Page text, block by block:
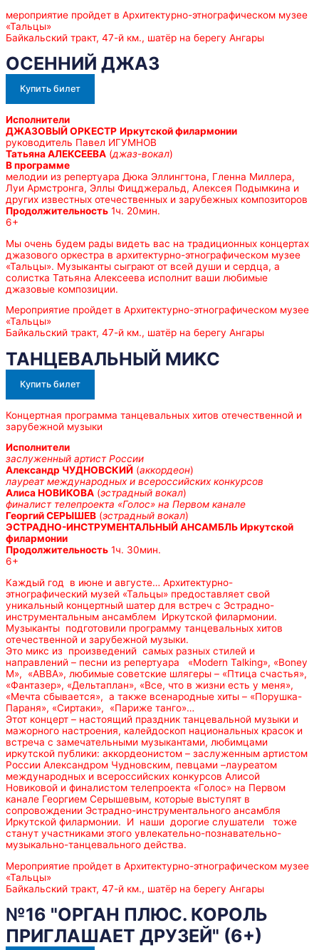
мероприятие пройдет в Архитектурно-этнографическом музее
«Тальцы»
Байкальский тракт, 47-й км., шатёр на берегу Ангары
ОСЕННИЙ ДЖАЗ
Купить билет
Исполнители
ДЖАЗОВЫЙ ОРКЕСТР Иркутской филармонии
руководитель Павел ИГУМНОВ
Татьяна АЛЕКСЕЕВА (джаз-вокал)
В программе
мелодии из репертуара Дюка Эллингтона, Гленна Миллера,
Луи Армстронга, Эллы Фицджеральд, Алексея Подымкина и
других известных отечественных и зарубежных композиторов
Продолжительность 1ч. 20мин.
6+
Мы очень будем рады видеть вас на традиционных концертах
джазового оркестра в архитектурно-этнографическом музее
«Тальцы». Музыканты сыграют от всей души и сердца, а
солистка Татьяна Алексеева исполнит ваши любимые
джазовые композиции.
Мероприятие пройдет в Архитектурно-этнографическом музее
«Тальцы»
Байкальский тракт, 47-й км., шатёр на берегу Ангары
ТАНЦЕВАЛЬНЫЙ МИКС
Купить билет
Концертная программа танцевальных хитов отечественной и
зарубежной музыки
Исполнители
заслуженный артист России
Александр ЧУДНОВСКИЙ (аккордеон)
лауреат международных и всероссийских конкурсов
Алиса НОВИКОВА (эстрадный вокал)
финалист телепроекта «Голос» на Первом канале
Георгий СЕРЫШЕВ (эстрадный вокал)
ЭСТРАДНО-ИНСТРУМЕНТАЛЬНЫЙ АНСАМБЛЬ Иркутской
филармонии
Продолжительность 1ч. 30мин.
6+
Каждый год в июне и августе… Архитектурно-
этнографический музей «Тальцы» предоставляет свой
уникальный концертный шатер для встреч с Эстрадно-
инструментальным ансамблем Иркутской филармонии.
Музыканты подготовили программу танцевальных хитов
отечественной и зарубежной музыки.
Это микс из произведений самых разных стилей и
направлений – песни из репертуара «Modern Talking», «Boney
M», «АВВА», любимые советские шлягеры – «Птица счастья»,
«Фантазер», «Дельтаплан», «Все, что в жизни есть у меня»,
«Мечта сбывается», а также всенародные хиты – «Порушка-
Параня», «Сиртаки», «Париже танго»…
Этот концерт – настоящий праздник танцевальной музыки и
мажорного настроения, калейдоскоп национальных красок и
встреча с замечательными музыкантами, любимцами
иркутской публики: аккордеонистом – заслуженным артистом
России Александром Чудновским, певцами –лауреатом
международных и всероссийских конкурсов Алисой
Новиковой и финалистом телепроекта «Голос» на Первом
канале Георгием Серышевым, которые выступят в
сопровождении Эстрадно-инструментального ансамбля
Иркутской филармонии. И наши дорогие слушатели тоже
станут участниками этого увлекательно-познавательно-
музыкально-танцевального действа.
Мероприятие пройдет в Архитектурно-этнографическом музее
«Тальцы»
Байкальский тракт, 47-й км., шатёр на берегу Ангары
№16 "ОРГАН ПЛЮС. КОРОЛЬ
ПРИГЛАШАЕТ ДРУЗЕЙ" (6+)